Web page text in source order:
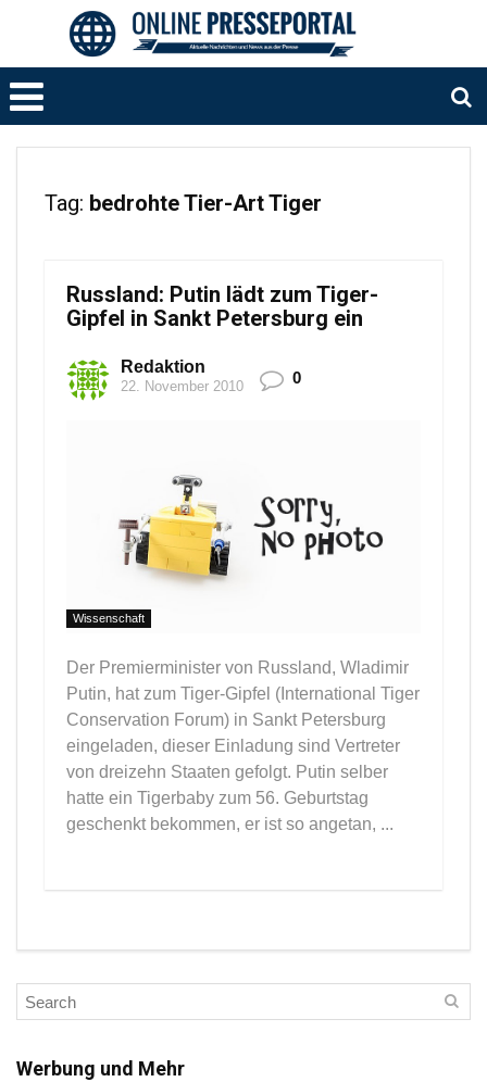
Tag: bedrohte Tier-Art Tiger
Russland: Putin lädt zum Tiger-
Gipfel in Sankt Petersburg ein
Redaktion
22. November 2010 0
Wissenschaft
Der Premierminister von Russland, Wladimir
Putin, hat zum Tiger-Gipfel (International Tiger
Conservation Forum) in Sankt Petersburg
eingeladen, dieser Einladung sind Vertreter
von dreizehn Staaten gefolgt. Putin selber
hatte ein Tigerbaby zum 56. Geburtstag
geschenkt bekommen, er ist so angetan, ...
Werbung und Mehr